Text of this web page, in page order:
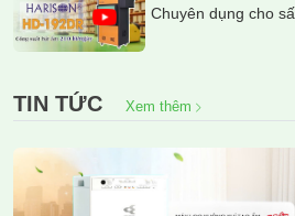
Chuyên dụng cho
TIN TỨC Xem thêm